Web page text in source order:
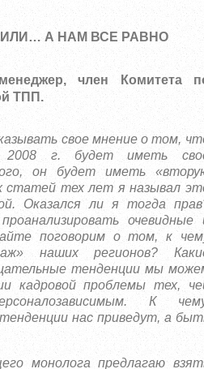
А НАМ ВСЕ РАВНО
член Комитета
ТПП.
свое мнение о том,
2008 г. будет иметь
он будет иметь
статей тех лет я называл
Оказался ли я тогда
очевидные
поговорим о том, к
наших регионов?
тенденции мы
кадровой проблемы тех,
К
нас приведут, а
монолога предлагаю